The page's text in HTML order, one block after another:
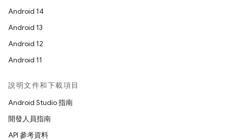
Android 14
Android 13
Android 12
Android 11
說明文件和下載項目
Android Studio 指南
開發人員指南
API 參考資料